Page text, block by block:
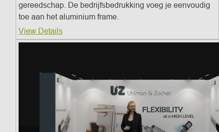
gereedschap. De bedrijfsbedrukking voeg je eenvoudig
toe aan het aluminium frame.
View Details